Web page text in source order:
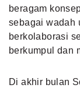
beragam
sebagai wadah
berkolaborasi
berkumpul dan
Di akhir bulan